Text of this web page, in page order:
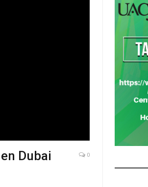
Dubai
0